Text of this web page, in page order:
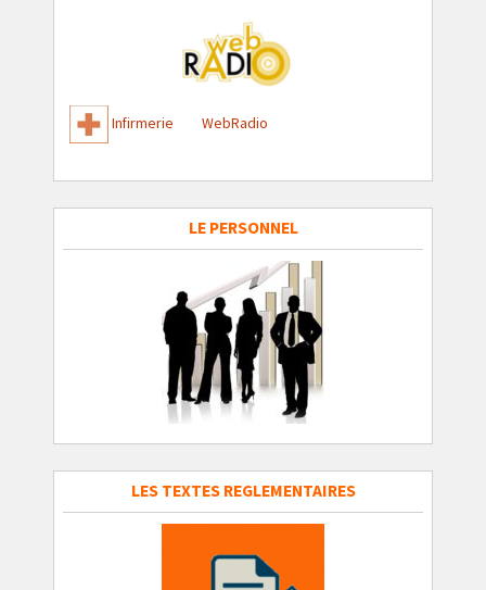
Infirmerie WebRadio
LE PERSONNEL
LES TEXTES REGLEMENTAIRES